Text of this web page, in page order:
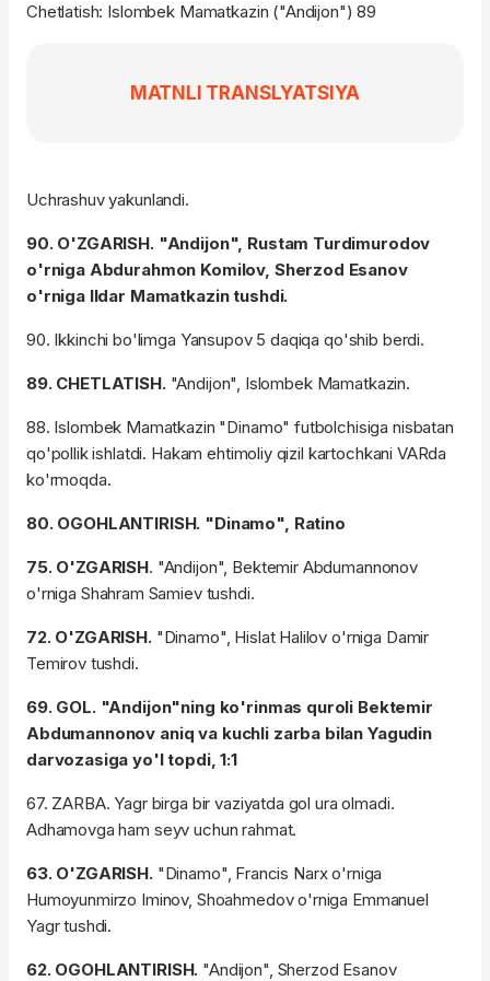
Chetlatish: Islombek Mamatkazin ("Andijon") 89
MATNLI TRANSLYATSIYA
Uchrashuv yakunlandi.
90. O'ZGARISH. "Andijon", Rustam Turdimurodov
o'rniga Abdurahmon Komilov, Sherzod Esanov
o'rniga Ildar Mamatkazin tushdi.
90. Ikkinchi bo'limga Yansupov 5 daqiqa qo'shib berdi.
89. CHETLATISH."Andijon", Islombek Mamatkazin.
88. Islombek Mamatkazin "Dinamo" futbolchisiga nisbatan
qo'pollik ishlatdi. Hakam ehtimoliy qizil kartochkani VARda
ko'rmoqda.
80. OGOHLANTIRISH. "Dinamo", Ratino
75. O'ZGARISH. "Andijon", Bektemir Abdumannonov
o'rniga Shahram Samiev tushdi.
72. O'ZGARISH."Dinamo", Hislat Halilov o'rniga Damir
Temirov tushdi.
69. GOL. "Andijon"ning ko'rinmas quroli Bektemir
Abdumannonov aniq va kuchli zarba bilan Yagudin
darvozasiga yo'l topdi, 1:1
67. ZARBA. Yagr birga bir vaziyatda gol ura olmadi.
Adhamovga ham seyv uchun rahmat.
63. O'ZGARISH. "Dinamo", Francis Narx o'rniga
Humoyunmirzo Iminov, Shoahmedov o'rniga Emmanuel
Yagr tushdi.
62. OGOHLANTIRISH. "Andijon", Sherzod Esanov